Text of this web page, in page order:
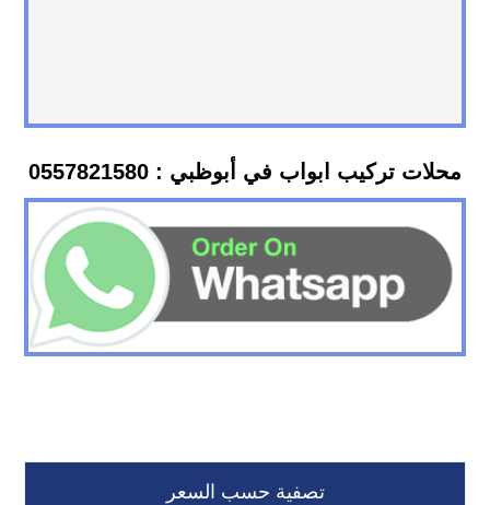
محلات تركيب ابواب في أبوظبي : 0557821580
تصفية حسب السعر